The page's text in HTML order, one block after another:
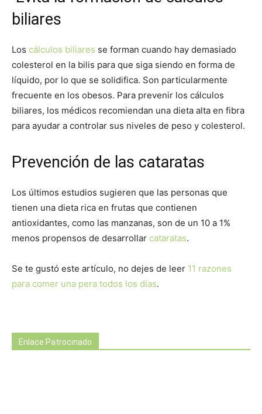
biliares
Los cálculos biliares se forman cuando hay demasiado
colesterol en la bilis para que siga siendo en forma de
líquido, por lo que se solidifica. Son particularmente
frecuente en los obesos. Para prevenir los cálculos
biliares, los médicos recomiendan una dieta alta en fibra
para ayudar a controlar sus niveles de peso y colesterol.
Prevención de las cataratas
Los últimos estudios sugieren que las personas que
tienen una dieta rica en frutas que contienen
antioxidantes, como las manzanas, son de un 10 a 1%
menos propensos de desarrollar cataratas.
Se te gustó este artículo, no dejes de leer 11 razones
para comer una pera todos los días.
Enlace Patrocinado